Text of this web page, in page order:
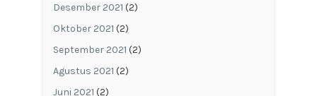
Desember 2021 (2)
Oktober 2021 (2)
September 2021 (2)
Agustus 2021 (2)
Juni 2021 (2)